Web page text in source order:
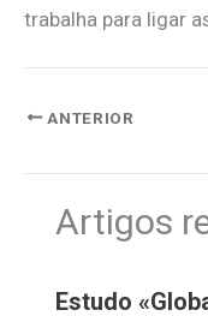
trabalha para ligar
ANTERIOR
Artigos
Estudo